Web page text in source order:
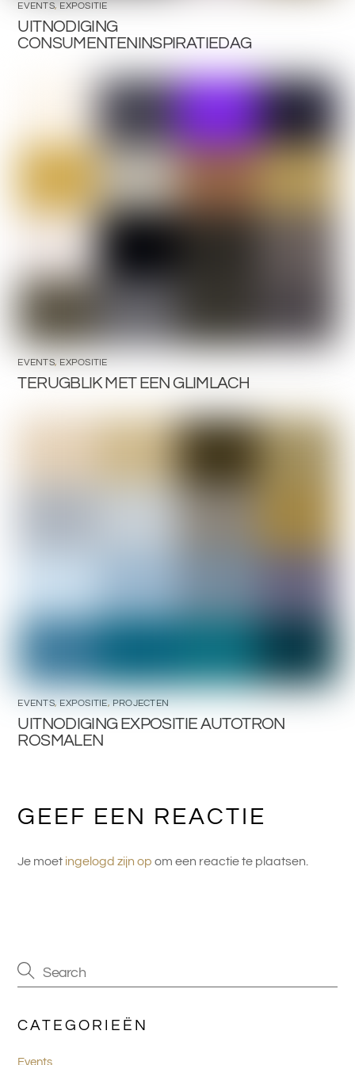
EVENTS, EXPOSITIE
UITNODIGING
CONSUMENTENINSPIRATIEDAG
EVENTS, EXPOSITIE
TERUGBLIK MET EEN GLIMLACH
EVENTS, EXPOSITIE, PROJECTEN
UITNODIGING EXPOSITIE AUTOTRON
ROSMALEN
GEEF EEN REACTIE
Je moet ingelogd zijn op om een reactie te plaatsen.
CATEGORIEËN
Events